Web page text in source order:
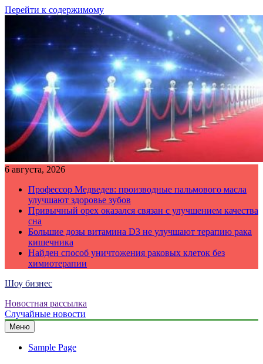
Перейти к содержимому
6 августа, 2026
Профессор Медведев: производные пальмового масла
улучшают здоровье зубов
Привычный орех оказался связан с улучшением качества
сна
Большие дозы витамина D3 не улучшают терапию рака
кишечника
Найден способ уничтожения раковых клеток без
химиотерапии
Шоу бизнес
Новостная рассылка
Случайные новости
Меню
Sample Page